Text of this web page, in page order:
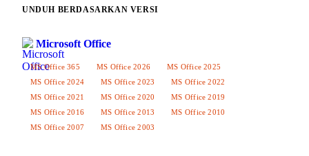
UNDUH BERDASARKAN VERSI
Microsoft Office
MS Office 365 MS Office 2026
MS Office 2025
MS Office 2024
MS Office 2023
MS Office 2022
MS Office 2021
MS Office 2020
MS Office 2019
MS Office 2016
MS Office 2013
MS Office 2010
MS Office 2007
MS Office 2003